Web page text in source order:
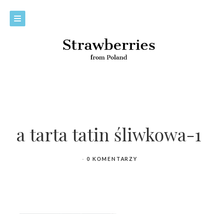
a tarta tatin śliwkowa-1
0 KOMENTARZY